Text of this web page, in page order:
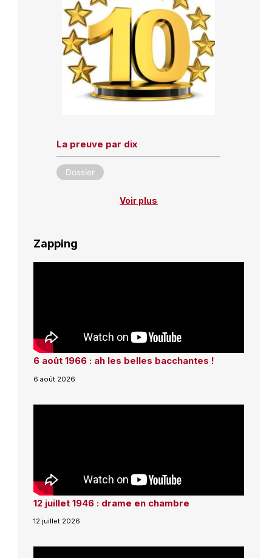
La preuve par dix
Dossier
Voir plus
Zapping
6 août 1966 : ah les belles bacchantes !
6 août 2026
12 juillet 1946 : drame en chambre
12 juillet 2026